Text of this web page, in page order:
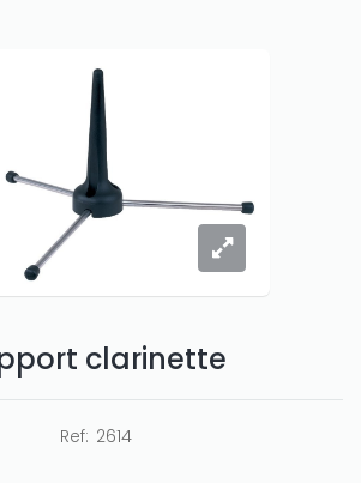
clarinette
Ref: 2614